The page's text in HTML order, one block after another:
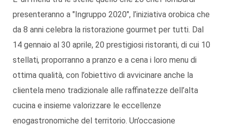
presenteranno a "Ingruppo 2020", l’iniziativa orobica che
da 8 anni celebra la ristorazione gourmet per tutti. Dal
14 gennaio al 30 aprile, 20 prestigiosi ristoranti, di cui 10
stellati, proporranno a pranzo e a cena i loro menu di
ottima qualità, con l’obiettivo di avvicinare anche la
clientela meno tradizionale alle raffinatezze dell’alta
cucina e insieme valorizzare le eccellenze
enogastronomiche del territorio. Un’occasione